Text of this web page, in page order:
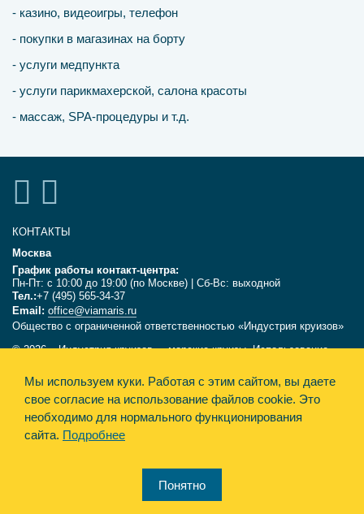
- казино, видеоигры, телефон
- покупки в магазинах на борту
- услуги медпункта
- услуги парикмахерской, салона красоты
- массаж, SPA-процедуры и т.д.
КОНТАКТЫ
Москва
График работы контакт-центра:
Пн-Пт: с 10:00 до 19:00 (по Москве) | Сб-Вс: выходной
Тел.:+7 (495) 565-34-37
Email: office@viamaris.ru
Общество с ограниченной ответственностью «Индустрия круизов»
© 2026, «Индустрия круизов» - морские круизы. Использование
разрешения компании «Индустрия круизов». Информация,
размещённая на сайте, несёт справочный характер и не является
офертой.
Политика конфиденциальности
Мы используем куки. Работая с этим сайтом, вы даете
свое согласие на использование файлов cookie. Это
необходимо для нормального функционирования
сайта. Подробнее
Понятно